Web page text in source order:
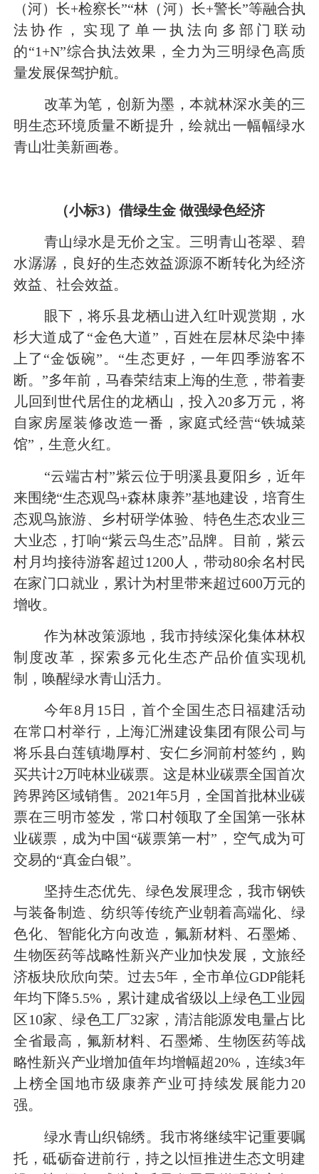
（河）长+检察长”“林（河）长+警长”等融合执
法协作，实现了单一执法向多部门联动
的“1+N”综合执法效果，全力为三明绿色高质
量发展保驾护航。
改革为笔，创新为墨，本就林深水美的三
明生态环境质量不断提升，绘就出一幅幅绿水
青山壮美新画卷。
（小标3）借绿生金 做强绿色经济
青山绿水是无价之宝。三明青山苍翠、碧
水潺潺，良好的生态效益源源不断转化为经济
效益、社会效益。
眼下，将乐县龙栖山进入红叶观赏期，水
杉大道成了“金色大道”，百姓在层林尽染中捧
上了“金饭碗”。“生态更好，一年四季游客不
断。”多年前，马春荣结束上海的生意，带着妻
儿回到世代居住的龙栖山，投入20多万元，将
自家房屋装修改造一番，家庭式经营“铁城菜
馆”，生意火红。
“云端古村”紫云位于明溪县夏阳乡，近年
来围绕“生态观鸟+森林康养”基地建设，培育生
态观鸟旅游、乡村研学体验、特色生态农业三
大业态，打响“紫云鸟生态”品牌。目前，紫云
村月均接待游客超过1200人，带动80余名村民
在家门口就业，累计为村里带来超过600万元的
增收。
作为林改策源地，我市持续深化集体林权
制度改革，探索多元化生态产品价值实现机
制，唤醒绿水青山活力。
今年8月15日，首个全国生态日福建活动
在常口村举行，上海汇洲建设集团有限公司与
将乐县白莲镇墈厚村、安仁乡洞前村签约，购
买共计2万吨林业碳票。这是林业碳票全国首次
跨界跨区域销售。2021年5月，全国首批林业碳
票在三明市签发，常口村领取了全国第一张林
业碳票，成为中国“碳票第一村”，空气成为可
交易的“真金白银”。
坚持生态优先、绿色发展理念，我市钢铁
与装备制造、纺织等传统产业朝着高端化、绿
色化、智能化方向改造，氟新材料、石墨烯、
生物医药等战略性新兴产业加快发展，文旅经
济板块欣欣向荣。过去5年，全市单位GDP能耗
年均下降5.5%，累计建成省级以上绿色工业园
区10家、绿色工厂32家，清洁能源发电量占比
全省最高，氟新材料、石墨烯、生物医药等战
略性新兴产业增加值年均增幅超20%，连续3年
上榜全国地市级康养产业可持续发展能力20
强。
绿水青山织锦绣。我市将继续牢记重要嘱
托，砥砺奋进前行，持之以恒推进生态文明建